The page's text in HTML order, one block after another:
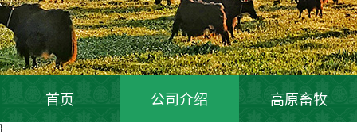
首页 公司介绍 高原畜牧
}